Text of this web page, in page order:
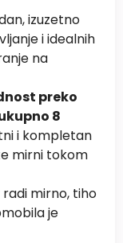
izuzetno
i idealnih
na
preko
8
i kompletan
mirni tokom
mirno, tiho
je